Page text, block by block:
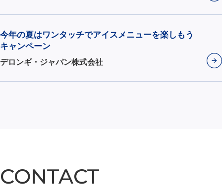
今年の夏はワンタッチでアイスメニューを楽しもう
キャンペーン
デロンギ・ジャパン株式会社
CONTACT
CONTACT